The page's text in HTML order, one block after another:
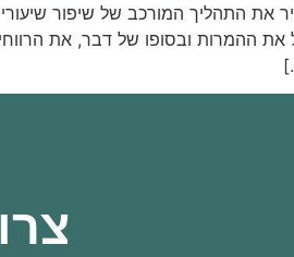
את התהליך המורכב של שיפור
את ההמרות ובסופו של דבר, את